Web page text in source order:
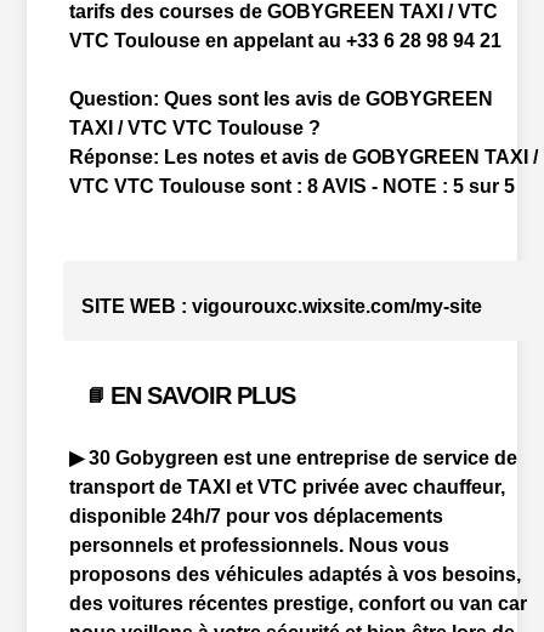
tarifs des courses de GOBYGREEN TAXI / VTC
VTC Toulouse en appelant au +33 6 28 98 94 21
Question: Ques sont les avis de GOBYGREEN
TAXI / VTC VTC Toulouse ?
Réponse: Les notes et avis de GOBYGREEN TAXI /
VTC VTC Toulouse sont : 8 AVIS - NOTE : 5 sur 5
SITE WEB :vigourouxc.wixsite.com/my-site
📘 EN SAVOIR PLUS
▶ 30 Gobygreen est une entreprise de service de
transport de TAXI etVTC privée avecchauffeur,
disponible 24h/7 pour vos déplacements
personnels et professionnels. Nous vous
proposons des véhicules adaptés à vos besoins,
des voitures récentes prestige, confort ou van car